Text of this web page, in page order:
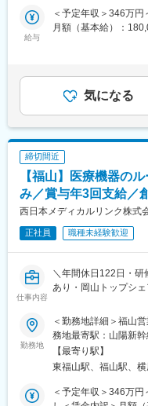
■長期的な就業可能：
■キャリアパス：
機械だけでなく電気
す。エンジニアのキ
りサービスマネージ
の製品開発・改良、
リア構築が可能です。
変更の範囲：会社の
行っており、主な取
連製品になります。
す。 〇当ポジション
認知 されています。
の一方で、直接患者
■入社後の流れ：
入社後、座学にて商
業務をお任せします
ており、継続的に知
■当社について：～
り良い医療環境の実
おり、岡山県下では
広い知識と提案力で
す。
・HHC(ホームヘルス
器、介護・福祉用品
早くフォロー体制を
現在人工肛門増設手
給与
＜予定年収＞346万
月額（基本給）：
給：年1回（ひと月
（夏冬2回（約3ヶ月
はあくまでも目安の
あります。月給(月額)
気になる
締切間近
【福山】医療機器の
み／賞与年3回支給／
西日本メディカルリンク株式
正社員 職種未経験歓迎
仕事内容
＼年間休日122日・研
あり・岡山トップシ
り、今回は大学病院
ト営業をメインにご
協働あり
■業務内容：
中国地区の大学病院
ト営業で、医療機器
勤務地
＜勤務地詳細＞福山
務地最寄駅：山陽新
内全面禁煙変更の範
【最寄り駅】
東福山駅、福山駅、横
＜予定年収＞346万